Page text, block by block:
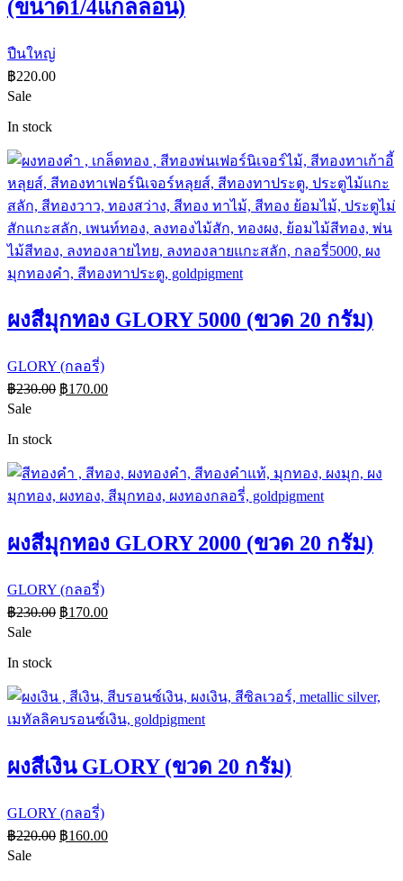
(ขนาด1/4แกลลอน)
ปืนใหญ่
฿220.00
Sale
In stock
ผงสีมุกทอง GLORY 5000 (ขวด 20 กรัม)
GLORY (กลอรี่)
฿230.00 ฿170.00
Sale
In stock
ผงสีมุกทอง GLORY 2000 (ขวด 20 กรัม)
GLORY (กลอรี่)
฿230.00 ฿170.00
Sale
In stock
ผงสีเงิน GLORY (ขวด 20 กรัม)
GLORY (กลอรี่)
฿220.00 ฿160.00
Sale